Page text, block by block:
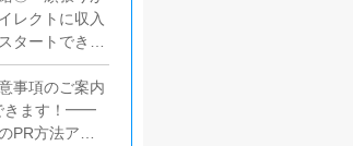
レクトに収入
タートできま
・振込待ち
生活のスター
事項のご案内
きます！━━
方法アド